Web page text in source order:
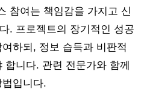
참여는 책임감을 가지고 신
. 프로젝트의 장기적인 성공
하되, 정보 습득과 비판적
합니다. 관련 전문가와 함께
입니다.